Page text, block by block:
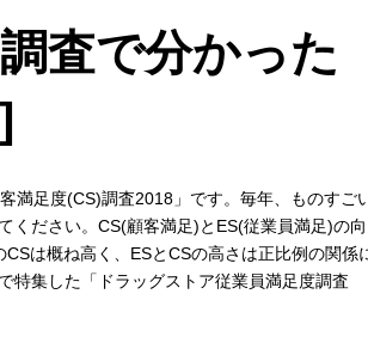
査で分かった
満足度(CS)調査2018」です。毎年、ものすご
ください。CS(顧客満足)とES(従業員満足)の向
は概ね高く、ESとCSの高さは正比例の関係
特集した「ドラッグストア従業員満足度調査